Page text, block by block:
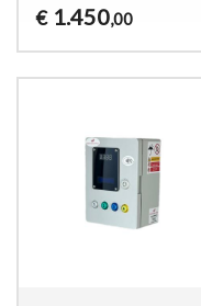
€ 1.450,00